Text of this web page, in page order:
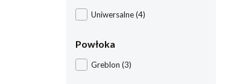
Uniwersalne(4)
Powłoka
Greblon (3)